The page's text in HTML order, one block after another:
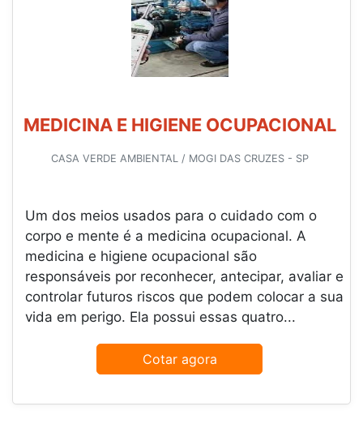
MEDICINA E HIGIENE OCUPACIONAL
CASA VERDE AMBIENTAL / MOGI DAS CRUZES - SP
Um dos meios usados para o cuidado com o
corpo e mente é a medicina ocupacional. A
medicina e higiene ocupacional são
responsáveis por reconhecer, antecipar, avaliar e
controlar futuros riscos que podem colocar a sua
vida em perigo. Ela possui essas quatro...
Cotar agora